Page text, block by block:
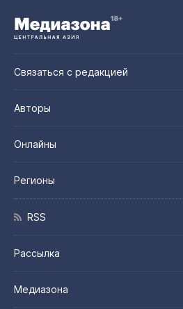
Связаться с редакцией
Авторы
Онлайны
Регионы
RSS
Рассылка
Медиазона